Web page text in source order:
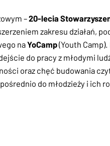
–20-lecia
zakresu działań,
naYoCamp(Youth
do pracy z młodymi
oraz chęć budowania
do młodzieży i ich